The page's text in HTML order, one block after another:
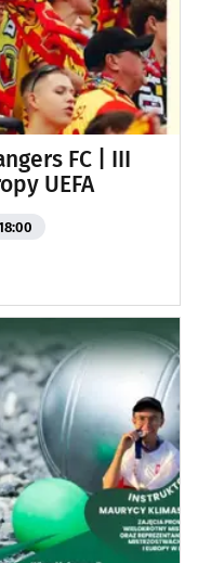
FC | III
UEFA